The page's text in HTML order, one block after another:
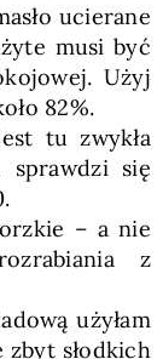
ucierane
musi być
Użyj
82%.
tu zwykła
sprawdzi się
– a nie
z
użyłam
słodkich